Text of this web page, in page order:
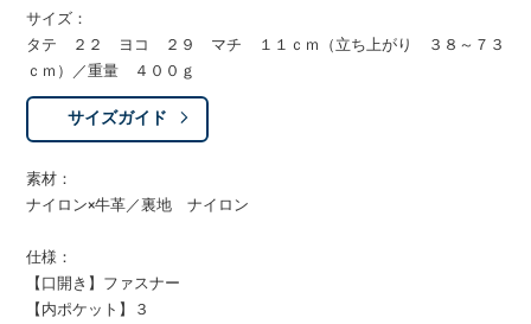
サイズ：
タテ ２２ ヨコ ２９ マチ １１ｃｍ（立ち上がり ３８～７３
ｃｍ）／重量 ４００ｇ
サイズガイド
素材：
ナイロン×牛革／裏地 ナイロン
仕様：
【口開き】ファスナー
【内ポケット】３